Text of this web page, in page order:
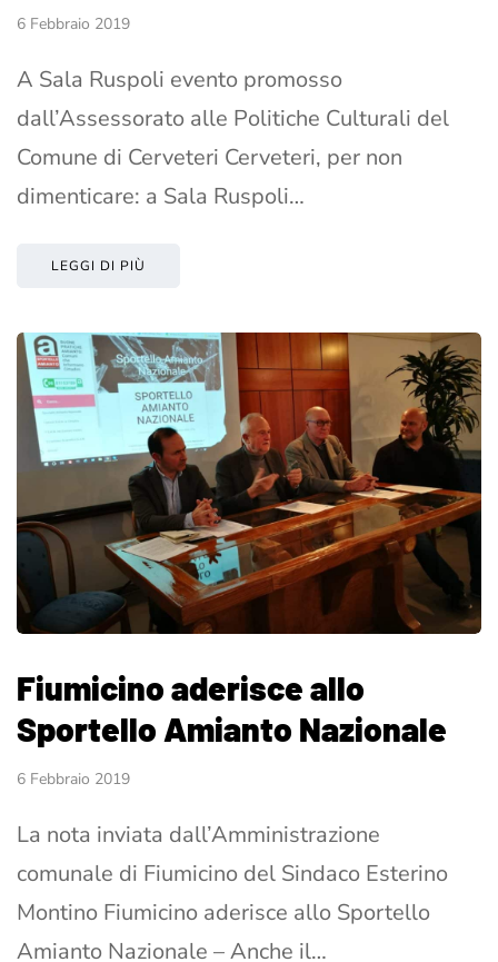
6 Febbraio 2019
A Sala Ruspoli evento promosso
dall’Assessorato alle Politiche Culturali del
Comune di Cerveteri Cerveteri, per non
dimenticare: a Sala Ruspoli…
LEGGI DI PIÙ
Fiumicino aderisce allo
Sportello Amianto Nazionale
6 Febbraio 2019
La nota inviata dall’Amministrazione
comunale di Fiumicino del Sindaco Esterino
Montino Fiumicino aderisce allo Sportello
Amianto Nazionale – Anche il…